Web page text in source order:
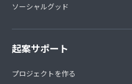
ソーシャルグッド
起案サポート
プロジェクトを作る